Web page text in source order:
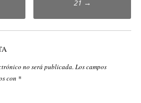
21 →
no será publicada. Los campos
con *